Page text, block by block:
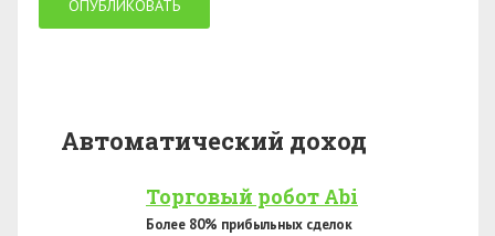
Автоматический доход
Торговый робот Abi
Более 80% прибыльных сделок